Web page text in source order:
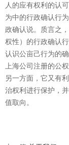
人的应有权利的认
为中的行政确认行
政确认说。质言之
权性）的行政确认行
认识公亩己行为的
上海公司注册的公
另一方面，它又有
治权利进行保护，
值取向。